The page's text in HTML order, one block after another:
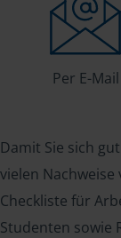
Per E-Mail
Damit Sie sich
vielen
Checkliste für
Studenten sowie